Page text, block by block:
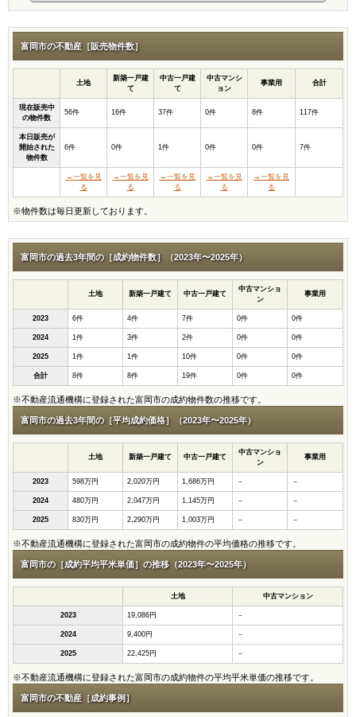
富岡市の不動産［販売物件数］
土地
新築一戸建
て
中古一戸建
て
中古マンシ
ョン
事業用 合計
現在販売中
の物件数
56件 16件 37件 0件 8件 117件
本日販売が
開始された
物件数
6件 0件 1件 0件 0件 7件
→一覧を見
る
→一覧を見
る
→一覧を見
る
→一覧を見
る
→一覧を見
る
※物件数は毎日更新しております。
富岡市の過去3年間の［成約物件数］（2023年〜2025年）
土地 新築一戸建て 中古一戸建て
中古マンショ
ン
事業用
2023 6件 4件 7件 0件 0件
2024 1件 3件 2件 0件 0件
2025 1件 1件 10件 0件 0件
合計 8件 8件 19件 0件 0件
※不動産流通機構に登録された富岡市の成約物件数の推移です。
富岡市の過去3年間の［平均成約価格］（2023年〜2025年）
土地 新築一戸建て 中古一戸建て
中古マンショ
ン
事業用
2023 598万円 2,020万円 1,686万円 － －
2024 480万円 2,047万円 1,145万円 － －
2025 830万円 2,290万円 1,003万円 － －
※不動産流通機構に登録された富岡市の成約物件の平均価格の推移です。
富岡市の［成約平均平米単価］の推移（2023年〜2025年）
土地 中古マンション
2023 19,086円 －
2024 9,400円 －
2025 22,425円 －
※不動産流通機構に登録された富岡市の成約物件の平均平米単価の推移です。
富岡市の不動産［成約事例］